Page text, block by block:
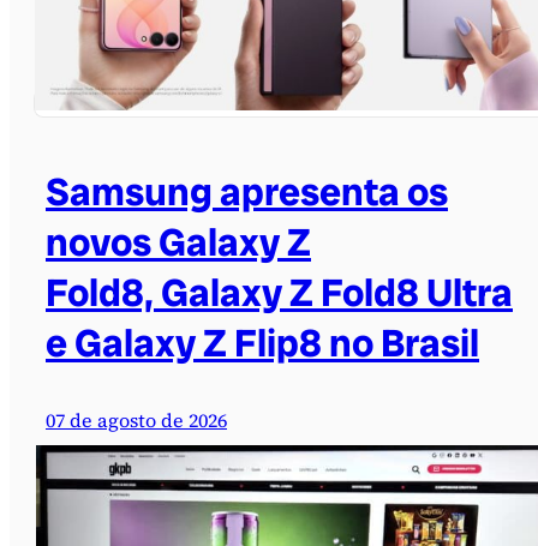
Samsung apresenta os
novos Galaxy Z
Fold8, Galaxy Z Fold8 Ultra
e Galaxy Z Flip8 no Brasil
07 de agosto de 2026